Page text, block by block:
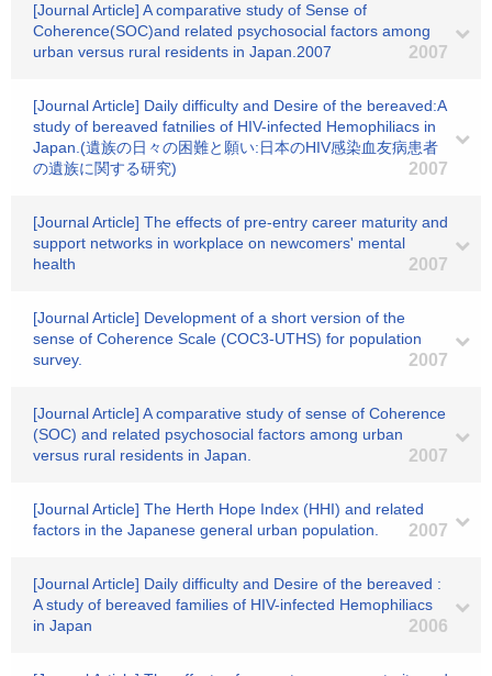
[Journal Article] A comparative study of Sense of
Coherence(SOC)and related psychosocial factors among
urban versus rural residents in Japan.2007
2007
[Journal Article] Daily difficulty and Desire of the bereaved:A
study of bereaved fatnilies of HIV-infected Hemophiliacs in
Japan.(遺族の日々の困難と願い:日本のHIV感染血友病患者
の遺族に関する研究)
2007
[Journal Article] The effects of pre-entry career maturity and
support networks in workplace on newcomers' mental
health
2007
[Journal Article] Development of a short version of the
sense of Coherence Scale (COC3-UTHS) for population
survey.
2007
[Journal Article] A comparative study of sense of Coherence
(SOC) and related psychosocial factors among urban
versus rural residents in Japan.
2007
[Journal Article] The Herth Hope Index (HHI) and related
factors in the Japanese general urban population.
2007
[Journal Article] Daily difficulty and Desire of the bereaved :
A study of bereaved families of HIV-infected Hemophiliacs
in Japan
2006